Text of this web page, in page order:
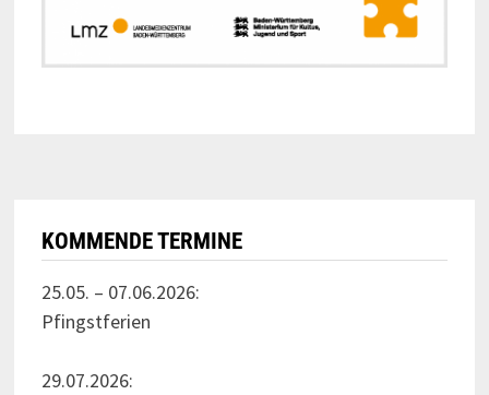
KOMMENDE TERMINE
25.05. – 07.06.2026:
Pfingstferien
29.07.2026: